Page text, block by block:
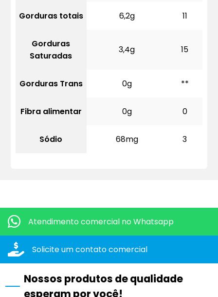
Gorduras totais 6,2g 11
Gorduras
Saturadas
3,4g 15
Gorduras Trans 0g **
Fibra alimentar 0g 0
Sódio 68mg 3
Atendimento comercial no Whatsapp
Solicite um contatocomercial
Nossos produtos de qualidade
esperam por você!